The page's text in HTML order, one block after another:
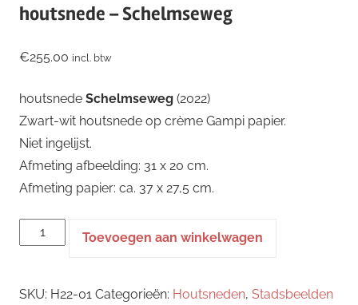
houtsnede – Schelmseweg
€255.00 incl. btw
houtsnede Schelmseweg (2022)
Zwart-wit houtsnede op crème Gampi papier.
Niet ingelijst.
Afmeting afbeelding: 31 x 20 cm.
Afmeting papier: ca. 37 x 27,5 cm.
houtsnede
-
aantal
Toevoegen aan winkelwagen
SKU: H22-01 Categorieën: Houtsneden, Stadsbeelden